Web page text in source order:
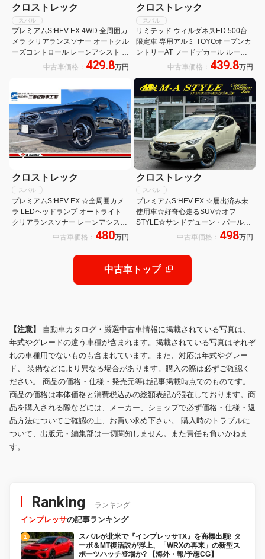
クロストレック
スバル
プレミアムS:HEV EX 4WD 全周囲カ
メラ クリアランスソナー オートクル
ーズコントロール レーンアシスト パ
ワーシート 衝突被害軽減システム ナ
中古車価格： 429.8万円
クロストレック
スバル
リミテッド ウィルダネスED 500台
限定車 専用アルミ TOYOオープンカ
ントリーAT フードデカール ルーフ
レール 純正11.6型ナビ バックカメラ
ュッシュ
中古車価格： 439.8万円
クロストレック
スバル
プレミアムS:HEV EX ☆全周囲カメ
ラ LEDヘッドランプ オートライト
クリアランスソナー レーンアシスト
オートクルーズコントロール スマー
トキー バックカメラ ナビ 前席シー
トヒーター 衝突被害軽減ブレーキ
中古車価格： 480万円
クロストレック
スバル
プレミアムS:HEV EX ☆届出済み未
使用車☆好奇心走るSUV☆オフ
STYLE☆サンドデューン・パール
☆LEDグリル・イルミネーション☆
高い安全性能搭載☆3つのカメラの
アイサイト☆1インチアップサス
☆18インチAW
中古車価格： 498万円
中古車トップ
【注意】 自動車カタログ・厳選中古車情報に掲載されている写真は、
年式やグレードの違う車種が含まれます。掲載されている写真はそれぞ
れの車種用でないものも含まれています。また、対応は年式やグレー
ド、 装備などにより異なる場合があります。購入の際は必ずご確認く
ださい。 商品の価格・仕様・発売元等は記事掲載時点でのものです。
商品の価格は本体価格と消費税込みの総額表記が混在しております。商
品を購入される際などには、メーカー、ショップで必ず価格・仕様・返
品方法についてご確認の上、お買い求め下さい。 購入時のトラブルに
ついて、出版元・編集部は一切関知しません。また責任も負いかねま
す。
Ranking ランキング
インプレッサの記事ランキング
スバルが北米で『インプレッサTX』を商標出願! タ
ーボ＆MT復活説が浮上、「WRXの再来」の新型ス
ポーツハッチ登場か? 【海外・報/予想CG】